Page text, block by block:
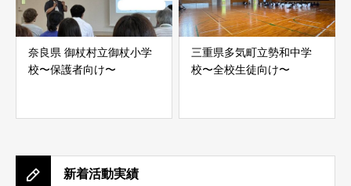
奈良県 御杖村立御杖小学
校〜保護者向け〜
三重県多気町立勢和中学
校〜全校生徒向け〜
新着活動実績